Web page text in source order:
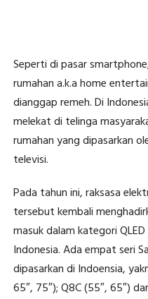
Seperti di pasar
rumahan a.k.a home
dianggap remeh. Di
melekat di telinga
rumahan yang dipasarkan
televisi.
Pada tahun ini, raksasa
tersebut kembali
masuk dalam kategori
Indonesia. Ada empat seri
dipasarkan di Indoensia,
65″, 75″); Q8C (55″, 65″)